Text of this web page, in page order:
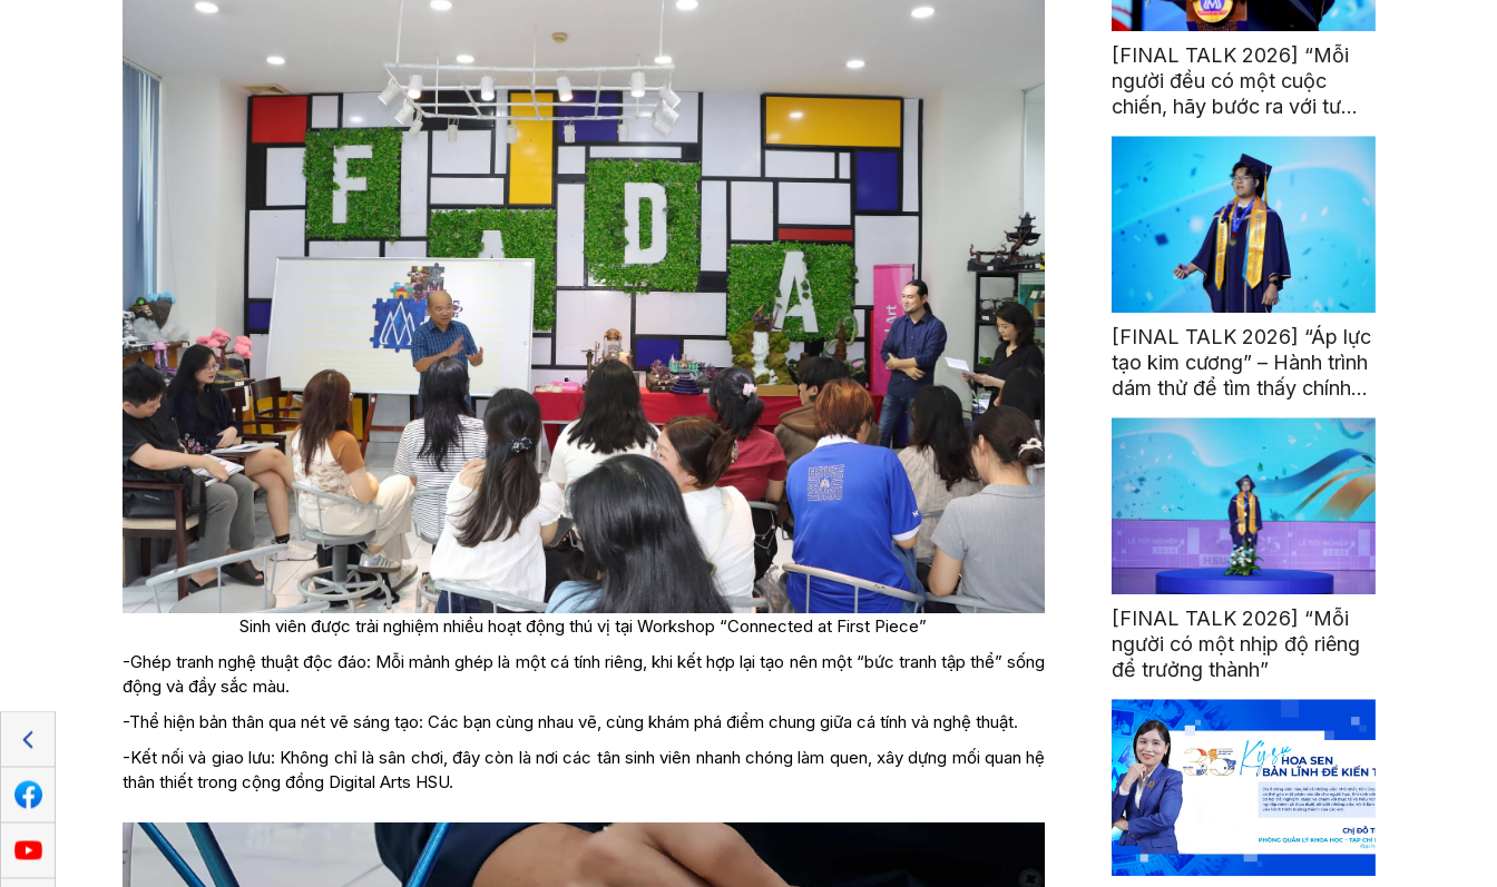
Sinh viên được trải nghiệm nhiều hoạt động thú vị tại Workshop “Connected at First Piece”
-Ghép tranh nghệ thuật độc đáo: Mỗi mảnh ghép là một cá tính riêng, khi kết hợp lại tạo nên một “bức tranh tập thể” sống
động và đầy sắc màu.
-Thể hiện bản thân qua nét vẽ sáng tạo: Các bạn cùng nhau vẽ, cùng khám phá điểm chung giữa cá tính và nghệ thuật.
-Kết nối và giao lưu: Không chỉ là sân chơi, đây còn là nơi các tân sinh viên nhanh chóng làm quen, xây dựng mối quan hệ
thân thiết trong cộng đồng Digital Arts HSU.
[FINAL TALK 2026] “Mỗi
người đều có một cuộc
chiến, hãy bước ra với tư
thế của người chiến thắng”
[FINAL TALK 2026] “Áp lực
tạo kim cương” – Hành trình
dám thử để tìm thấy chính
mình
[FINAL TALK 2026] “Mỗi
người có một nhịp độ riêng
để trưởng thành”